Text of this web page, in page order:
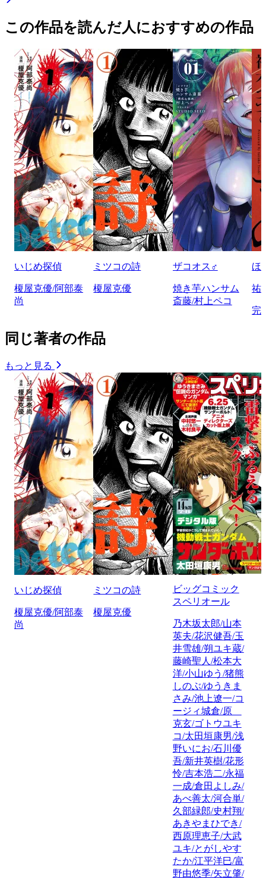
この作品を読んだ人におすすめの作品
いじめ探偵
榎屋克優/阿部泰
尚
ミツコの詩
榎屋克優
ザコオス♂
焼き芋ハンサム
斎藤/村上ペコ
ほ
祐
完
同じ著者の作品
もっと見る
いじめ探偵
榎屋克優/阿部泰
尚
ミツコの詩
榎屋克優
ビッグコミック
スペリオール
乃木坂太郎/山本
英夫/花沢健吾/玉
井雪雄/朔ユキ蔵/
藤崎聖人/松本大
洋/小山ゆう/猪熊
しのぶ/ゆうきま
さみ/池上遼一/コ
ージィ城倉/原
克玄/ゴトウユキ
コ/太田垣康男/浅
野いにお/石川優
吾/新井英樹/花形
怜/吉本浩二/永福
一成/倉田よしみ/
あべ善太/河合単/
久部緑郎/史村翔/
あきやまひでき/
西原理恵子/大武
ユキ/とがしやす
たか/江平洋巳/富
野由悠季/矢立肇/